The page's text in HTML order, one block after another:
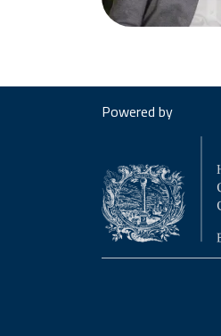
Powered by